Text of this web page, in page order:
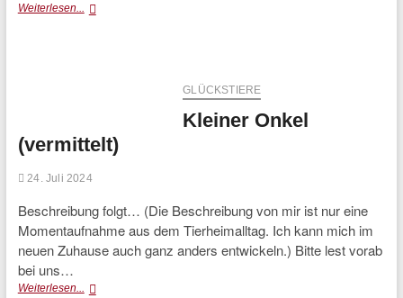
Weiterlesen... Margerite
GLÜCKSTIERE
Kleiner Onkel
(vermittelt)
24. Juli 2024
Beschreibung folgt… (Die Beschreibung von mir ist nur eine
Momentaufnahme aus dem Tierheimalltag. Ich kann mich im
neuen Zuhause auch ganz anders entwickeln.) Bitte lest vorab
bei uns…
Weiterlesen... Kleiner